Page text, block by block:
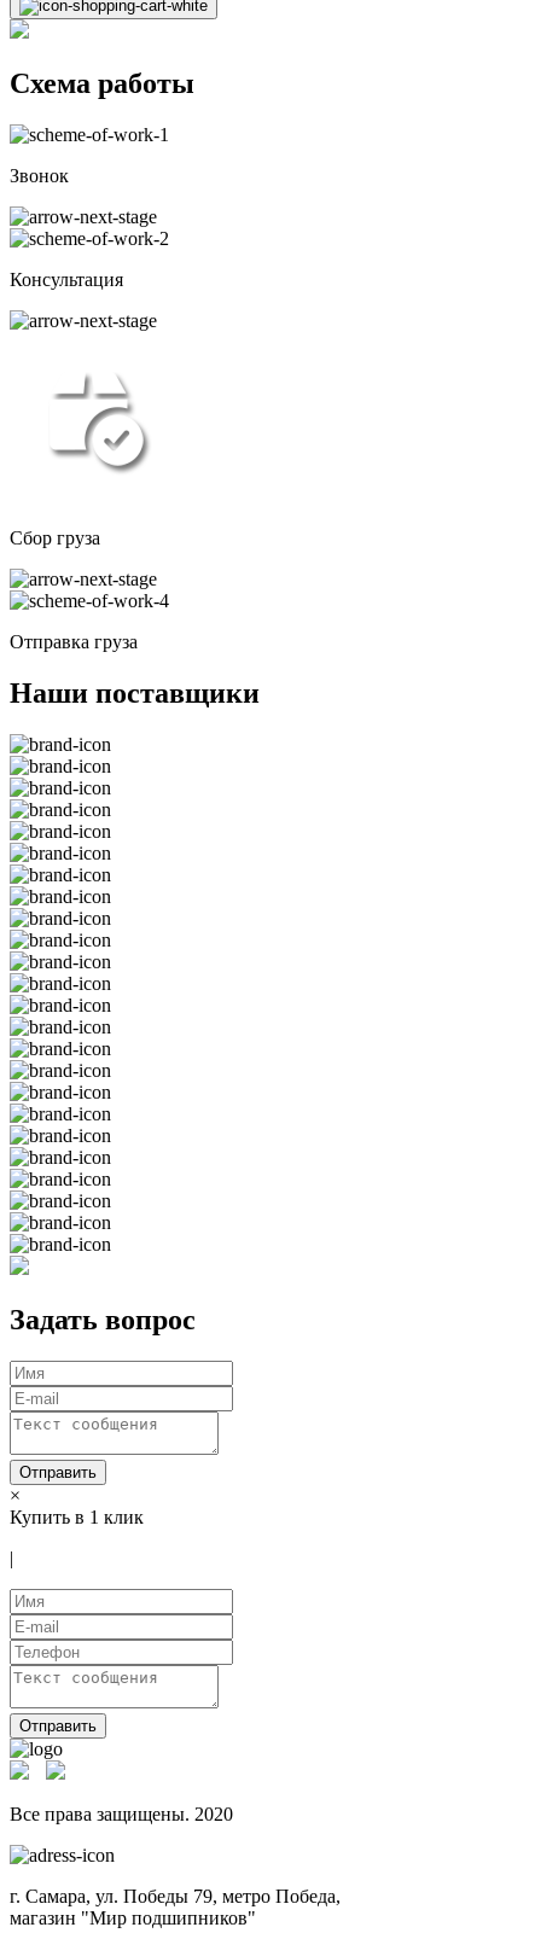
Схема работы
Звонок
Консультация
Сбор груза
Отправка груза
Наши поставщики
Задать вопрос
Отправить
×
Купить в 1 клик
|
Отправить
Все права защищены. 2020
г. Самара, ул. Победы 79, метро Победа,
магазин "Мир подшипников"